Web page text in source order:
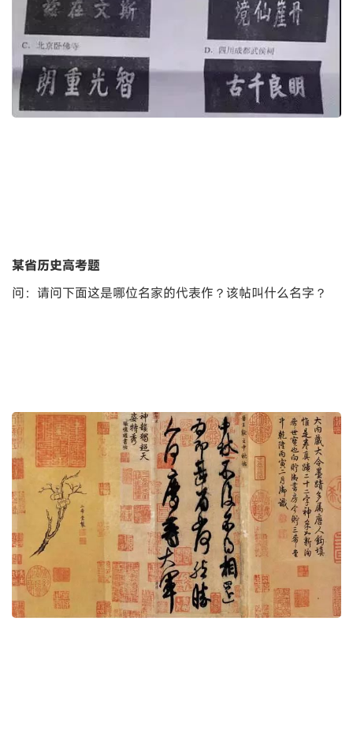
某省历史高考题
问：请问下面这是哪位名家的代表作？该帖叫什么名字？